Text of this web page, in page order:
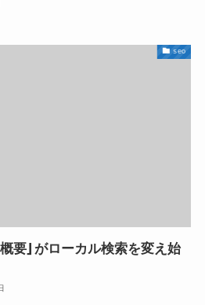
seo
要」がローカル検索を変え始